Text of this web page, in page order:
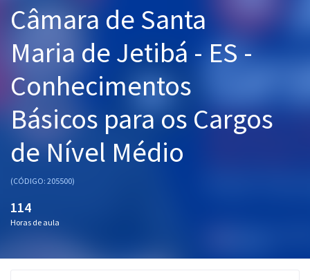
Cursos 20% OFF
Graduação
OAB
Mentorias
Questões grátis
Blog
Câmara de Santa
Maria de Jetibá - ES -
Conhecimentos
Básicos para os Cargos
de Nível Médio
(CÓDIGO: 205500)
114
Horas de aula